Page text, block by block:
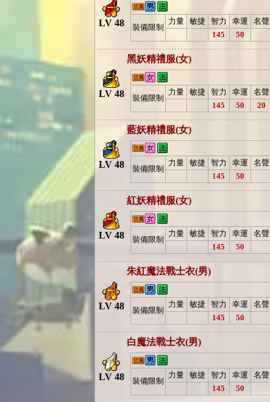
LV 48 裝備限制
力量 敏捷 智力 幸運
名聲
145
50
LV 48
黑妖精禮服(女)
裝備限制
力量 敏捷 智力 幸運
名聲
145
50 20
LV 48
藍妖精禮服(女)
裝備限制
力量 敏捷 智力 幸運
名聲
145
50
LV 48
紅妖精禮服(女)
裝備限制
力量 敏捷 智力 幸運
名聲
145
50
LV 48
朱紅魔法戰士衣(男)
裝備限制
力量 敏捷 智力 幸運
名聲
145
50
LV 48
白魔法戰士衣(男)
裝備限制
力量 敏捷 智力 幸運
名聲
145
50